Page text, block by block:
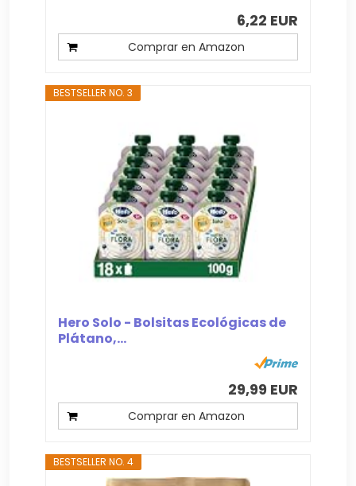
6,22 EUR
Comprar en Amazon
BESTSELLER NO. 3
Hero Solo - Bolsitas Ecológicas de
Plátano,...
29,99 EUR
Comprar en Amazon
BESTSELLER NO. 4